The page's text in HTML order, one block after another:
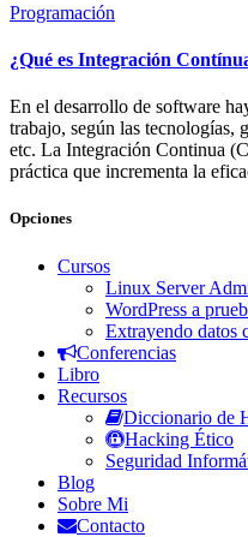
Programación
¿Qué es Integración
En el desarrollo de software
trabajo, según las tecnologías,
etc. La Integración Continua
práctica que incrementa la
Opciones
Cursos
Linux Server
WordPress a
Extrayendo datos
Conferencias
Libro
Recursos
Diccionario de
Hacking Ético
Seguridad
Blog
Sobre Mi
Contacto